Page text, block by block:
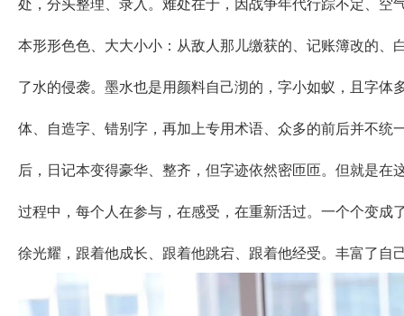
处，分头整理、录入。难处在于，因战争年代行踪不定、空
本形形色色、大大小小：从敌人那儿缴获的、记账簿改的、
了水的侵袭。墨水也是用颜料自己沏的，字小如蚁，且字体
体、自造字、错别字，再加上专用术语、众多的前后并不统
后，日记本变得豪华、整齐，但字迹依然密匝匝。但就是在
过程中，每个人在参与，在感受，在重新活过。一个个变成
徐光耀，跟着他成长、跟着他跳宕、跟着他经受。丰富了自